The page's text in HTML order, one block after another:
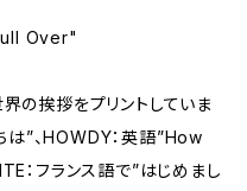
Over"
の挨拶をプリントしていま
は”、HOWDY：英語”How
：フランス語で”はじめまし